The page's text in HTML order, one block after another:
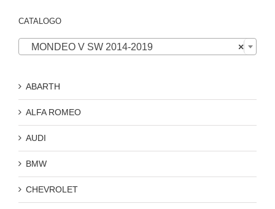
CATALOGO
×
MONDEO V SW 2014-2019
ABARTH
ALFA ROMEO
AUDI
BMW
CHEVROLET